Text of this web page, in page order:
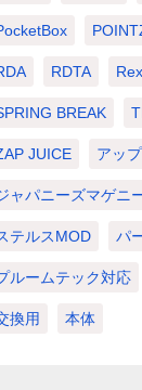
RDTA
BREAK
JUICE アッ
ャパニーズマゲニ
テルスMOD パ
ルームテック対応
換用 本体